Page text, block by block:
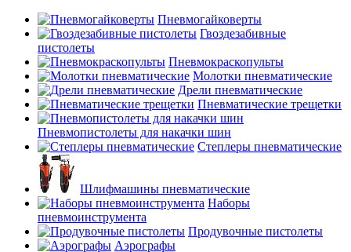
Пневмогайковерты
Гвоздезабивные
пистолеты
Пневмокраскопульты
Молотки пневматические
Дрели пневматические
Пневматические трещетки
Пневмопистолеты для накачки шин
Степлеры пневматические
Шлифмашины пневматические
Наборы
пневмоинструмента
Продувочные пистолеты
Аэрографы